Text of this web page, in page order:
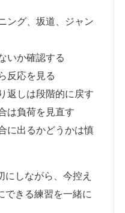
ング、坂道、ジャン
いか確認する
反応を見る
返しは段階的に戻す
は負荷を見直す
に出るかどうかは慎
にしながら、今控え
できる練習を一緒に